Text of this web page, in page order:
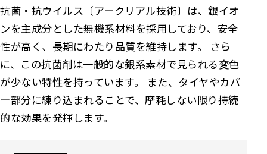
コストを大幅に軽減します。病院、学校、物流
施設、バックヤードなど、通行量の多いエリア
で長期的な耐久性と衛生性を実現し、安全性
と快適さを提供します。
幅を確保したまま美観を維持できます。高頻度
の接触に耐えるクッション性と清掃しやすい表
面仕上げにより、補修工数と維持管理コストを
削減しつつ、安全で効率的な動線を長期的に保
てます。
抗菌・抗ウイルス〔アークリアル技術〕は、銀イオ
ンを主成分とした無機系材料を採用しており、安全
性が高く、長期にわたり品質を維持します。 さら
に、この抗菌剤は一般的な銀系素材で見られる変色
が少ない特性を持っています。 また、タイヤやカバ
ー部分に練り込まれることで、摩耗しない限り持続
的な効果を発揮します。